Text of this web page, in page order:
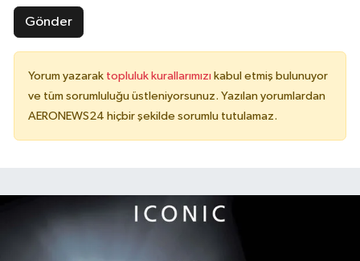
Gönder
Yorum yazarak topluluk kurallarımızı kabul etmiş bulunuyor
ve tüm sorumluluğu üstleniyorsunuz. Yazılan yorumlardan
AERONEWS24 hiçbir şekilde sorumlu tutulamaz.